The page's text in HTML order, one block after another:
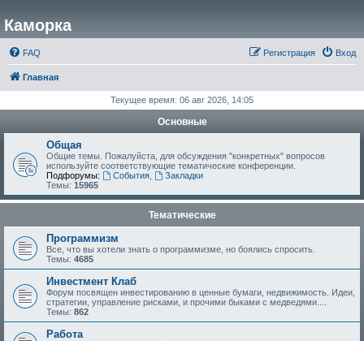
Каморка
FAQ Вход
Регистрация
Главная
Текущее время: 06 авг 2026, 14:05
Основные
Общая
Общие темы. Пожалуйста, для обсуждения "конкретных" вопросов
используйте соответствующие тематические конференции.
Подфорумы:
События,
Закладки
Темы: 15965
Тематические
Программизм
Все, что вы хотели знать о программизме, но боялись спросить.
Темы: 4685
Инвестмент Клаб
Форум посвящен инвестированию в ценные бумаги, недвижимость. Идеи,
стратегии, управление рисками, и прочими быками с медведями....
Темы: 862
Работа